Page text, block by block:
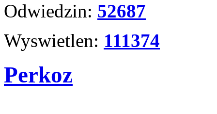
Odwiedzin: 52687
Wyswietlen: 111374
Perkoz